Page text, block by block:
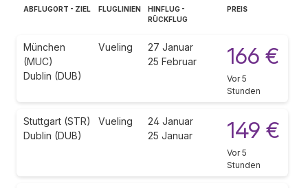
ABFLUGORT - ZIEL FLUGLINIEN
HINFLUG -
RÜCKFLUG
PREIS
München
(MUC)
Dublin (DUB)
Vueling
27 Januar
25 Februar
166 €
Vor 5
Stunden
Stuttgart (STR)
Dublin (DUB)
Vueling
24 Januar
25 Januar
149 €
Vor 5
Stunden